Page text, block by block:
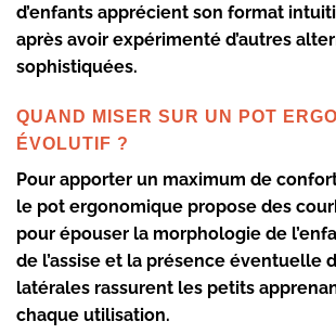
d’enfants apprécient son format
après avoir expérimenté d’autres
sophistiquées.
QUAND MISER SUR UN POT
ÉVOLUTIF ?
Pour apporter un maximum de
le pot ergonomique propose des
pour épouser la morphologie de
de l’assise et la présence éventuelle
latérales rassurent les petits
chaque utilisation.